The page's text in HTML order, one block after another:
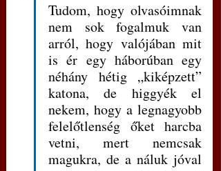
Tudom, hogy olvasóimnak
nem sok fogalmuk van
arról, hogy valójában mit
is ér egy háborúban egy
néhány hétig „kiképzett”
katona, de higgyék el
nekem, hogy a legnagyobb
felelőtlenség őket harcba
vetni, mert nemcsak
magukra, de a náluk jóval